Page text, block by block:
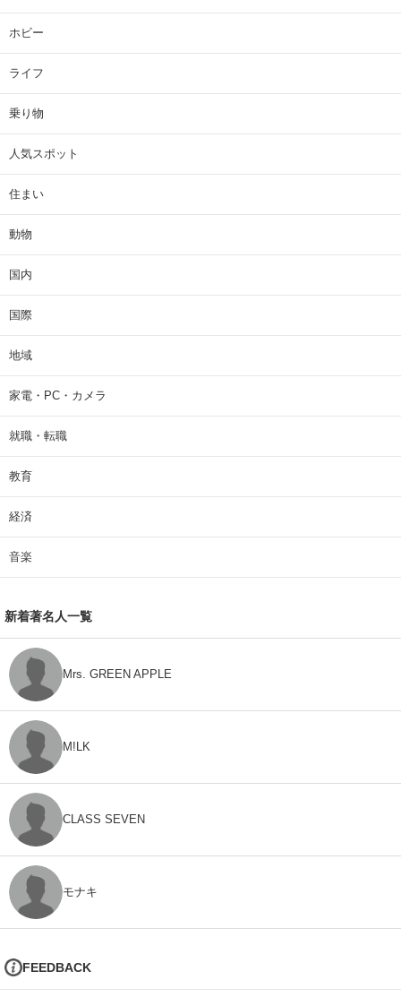
ホビー
ライフ
乗り物
人気スポット
住まい
動物
国内
国際
地域
家電・PC・カメラ
就職・転職
教育
経済
音楽
新着著名人一覧
Mrs. GREEN APPLE
M!LK
CLASS SEVEN
モナキ
FEEDBACK